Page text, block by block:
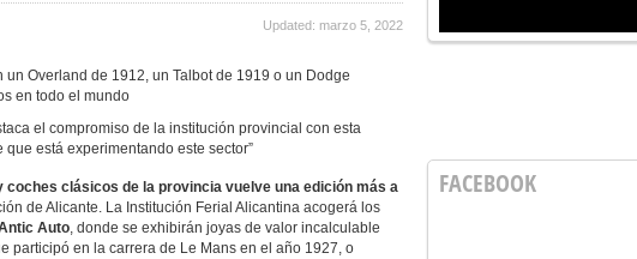
Updated: marzo 5, 2022
Overland de 1912, un Talbot de 1919 o un Dodge
en todo el mundo
el compromiso de la institución provincial con esta
está experimentando este sector”
coches clásicos de la provincia vuelve una edición más a
de Alicante. La Institución Ferial Alicantina acogerá los
Auto, donde se exhibirán joyas de valor incalculable
participó en la carrera de Le Mans en el año 1927, o
FACEBOOK